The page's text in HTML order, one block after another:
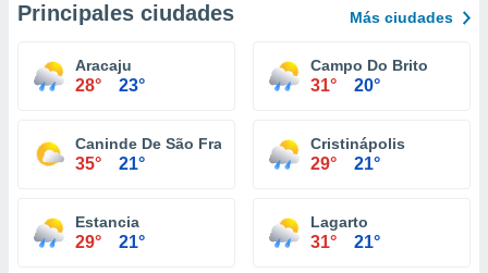
Principales ciudades Más ciudades
Aracaju
28° 23°
Campo Do Brito
31° 20°
Caninde De São Francisco
35° 21°
Cristinápolis
29° 21°
Estancia
29° 21°
Lagarto
31° 21°